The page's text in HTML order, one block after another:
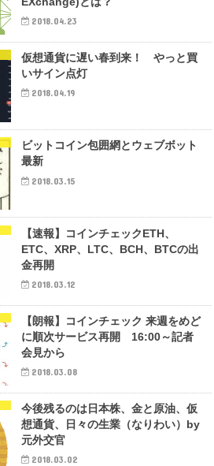
2018.04.23
仮想通貨に遅い春到来！ やっと買
いサイン点灯
2018.04.19
ビットコイン包囲網とウェブボット
最新
2018.03.15
【速報】コインチェックETH、
ETC、XRP、LTC、BCH、BTCの出
金再開
2018.03.12
【朗報】コインチェック 来週をめど
に順次サービス再開 16:00～記者
会見から
2018.03.08
今後残るのは日本株、金と原油、仮
想通貨、日々の生業（なりわい）by
元外交官
2018.03.02